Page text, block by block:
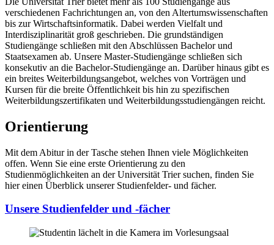
verschiedenen Fachrichtungen an, von den Altertumswissenschaften
bis zur Wirtschaftsinformatik. Dabei werden Vielfalt und
Interdisziplinarität groß geschrieben. Die grundständigen
Studiengänge schließen mit den Abschlüssen Bachelor und
Staatsexamen ab. Unsere Master-Studiengänge schließen sich
konsekutiv an die Bachelor-Studiengänge an. Darüber hinaus gibt es
ein breites Weiterbildungsangebot, welches von Vorträgen und
Kursen für die breite Öffentlichkeit bis hin zu spezifischen
Weiterbildungszertifikaten und Weiterbildungsstudiengängen reicht.
Orientierung
Mit dem Abitur in der Tasche stehen Ihnen viele Möglichkeiten
offen. Wenn Sie eine erste Orientierung zu den
Studienmöglichkeiten an der Universität Trier suchen, finden Sie
hier einen Überblick unserer Studienfelder- und fächer.
Unsere Studienfelder und -fächer